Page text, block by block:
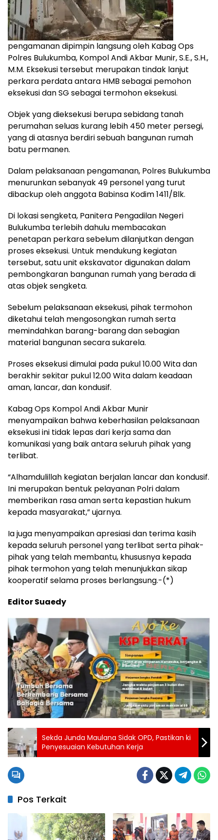
pengamanan dipimpin langsung oleh Kabag Ops
Polres Bulukumba, Kompol Andi Akbar Munir, S.E., S.H.,
M.M. Eksekusi tersebut merupakan tindak lanjut
perkara perdata antara HMB sebagai pemohon
eksekusi dan SG sebagai termohon eksekusi.
Objek yang dieksekusi berupa sebidang tanah
perumahan seluas kurang lebih 450 meter persegi,
yang di atasnya berdiri sebuah bangunan rumah
batu permanen.
Dalam pelaksanaan pengamanan, Polres Bulukumba
menurunkan sebanyak 49 personel yang turut
dibackup oleh anggota Babinsa Kodim 1411/Blk.
Di lokasi sengketa, Panitera Pengadilan Negeri
Bulukumba terlebih dahulu membacakan
penetapan perkara sebelum dilanjutkan dengan
proses eksekusi. Untuk mendukung kegiatan
tersebut, satu unit ekskavator digunakan dalam
pembongkaran bangunan rumah yang berada di
atas objek sengketa.
Sebelum pelaksanaan eksekusi, pihak termohon
diketahui telah mengosongkan rumah serta
memindahkan barang-barang dan sebagian
material bangunan secara sukarela.
Proses eksekusi dimulai pada pukul 10.00 Wita dan
berakhir sekitar pukul 12.00 Wita dalam keadaan
aman, lancar, dan kondusif.
Kabag Ops Kompol Andi Akbar Munir
menyampaikan bahwa keberhasilan pelaksanaan
eksekusi ini tidak lepas dari kerja sama dan
komunikasi yang baik antara seluruh pihak yang
terlibat.
“Alhamdulillah kegiatan berjalan lancar dan kondusif.
Ini merupakan bentuk pelayanan Polri dalam
memberikan rasa aman serta kepastian hukum
kepada masyarakat,” ujarnya.
Ia juga menyampaikan apresiasi dan terima kasih
kepada seluruh personel yang terlibat serta pihak-
pihak yang telah membantu, khususnya kepada
pihak termohon yang telah menunjukkan sikap
kooperatif selama proses berlangsung.-(*)
Editor Suaedy
Sekda Junda Maulana Sidak OPD, Pastikan ki
Penyesuaian Kebutuhan Kerja
Pos Terkait